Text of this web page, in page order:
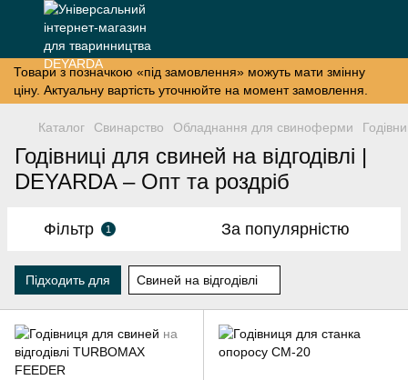
Товари з позначкою «під замовлення» можуть мати змінну
ціну. Актуальну вартість уточнюйте на момент замовлення.
Каталог Свинарство Обладнання для свиноферми
Годівниці для свиней на відгодівлі |
DEYARDA – Опт та роздріб
Фільтр 1 За популярністю
Підходить для Свиней на відгодівлі